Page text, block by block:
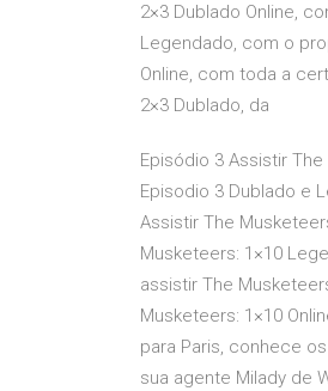
2×3 Dublado Online,
Legendado, com o
Online, com toda a
2×3 Dublado, da
Episódio 3 Assistir
Episodio 3 Dublado e
Assistir The
Musketeers: 1×10
assistir The
Musketeers: 1×10
para Paris, conhece
sua agente Milady de